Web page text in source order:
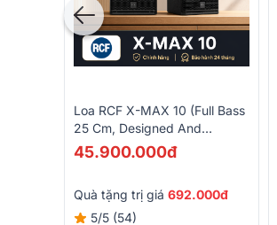
Loa RCF X-MAX 10 (full Bass
25 Cm, Designed And
Engineered In Italy)
45.900.000đ
Quà tặng trị giá 692.000đ
5/5 (54)